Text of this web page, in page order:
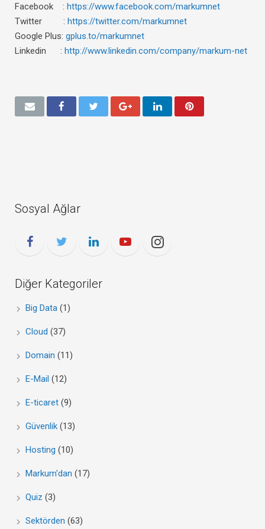
Facebook : https://www.facebook.com/markumnet
Twitter : https://twitter.com/markumnet
Google Plus: gplus.to/markumnet
Linkedin : http://www.linkedin.com/company/markum-net
Sosyal Ağlar
Diğer Kategoriler
Big Data (1)
Cloud (37)
Domain (11)
E-Mail (12)
E-ticaret (9)
Güvenlik (13)
Hosting (10)
Markum'dan (17)
Quiz (3)
Sektörden (63)